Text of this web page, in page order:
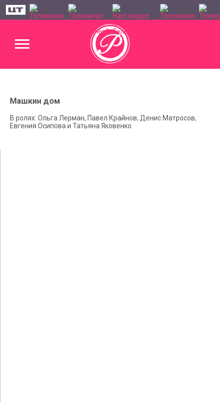
Машкин дом
В ролях: Ольга Лерман, Павел Крайнов, Денис Матросов,
Евгения Осипова и Татьяна Яковенко